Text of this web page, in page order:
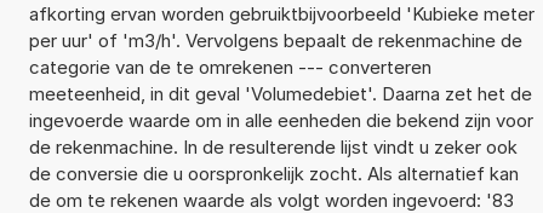
afkorting ervan worden gebruiktbijvoorbeeld 'Kubieke meter
per uur' of 'm3/h'. Vervolgens bepaalt de rekenmachine de
categorie van de te omrekenen --- converteren
meeteenheid, in dit geval 'Volumedebiet'. Daarna zet het de
ingevoerde waarde om in alle eenheden die bekend zijn voor
de rekenmachine. In de resulterende lijst vindt u zeker ook
de conversie die u oorspronkelijk zocht. Als alternatief kan
de om te rekenen waarde als volgt worden ingevoerd: '83